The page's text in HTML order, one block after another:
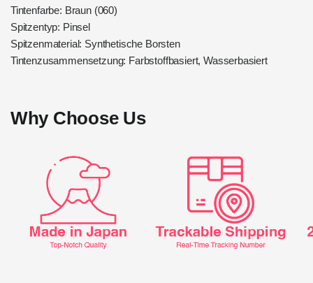
Tintenfarbe: Braun (060)
Spitzentyp: Pinsel
Spitzenmaterial: Synthetische Borsten
Tintenzusammensetzung: Farbstoffbasiert, Wasserbasiert
Why Choose Us